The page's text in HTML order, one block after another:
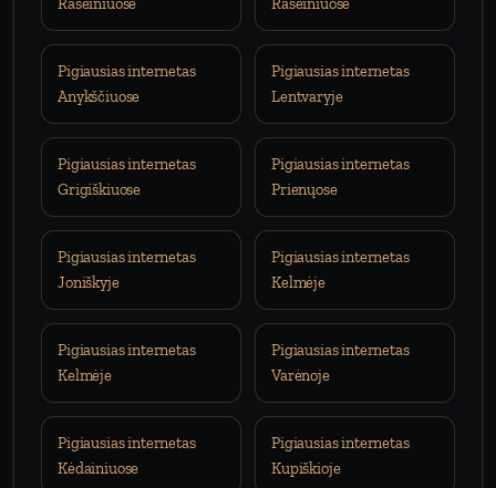
Pigiausias internetas
Anykščiuose
Pigiausias internetas
Lentvaryje
Pigiausias internetas
Grigiškiuose
Pigiausias internetas
Prienųose
Pigiausias internetas
Joniškyje
Pigiausias internetas
Kelmėje
Pigiausias internetas
Kelmėje
Pigiausias internetas
Varėnoje
Pigiausias internetas
Kėdainiuose
Pigiausias internetas
Kupiškioje